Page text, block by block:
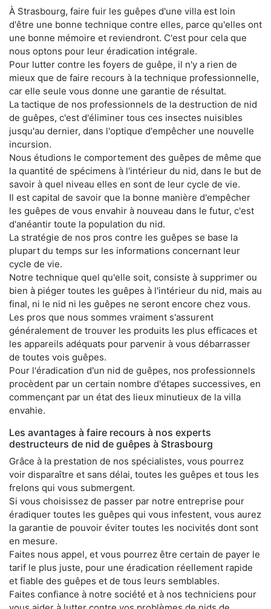
À Strasbourg, faire fuir les guêpes d'une villa est loin
d'être une bonne technique contre elles, parce qu'elles ont
une bonne mémoire et reviendront. C'est pour cela que
nous optons pour leur éradication intégrale.
Pour lutter contre les foyers de guêpe, il n'y a rien de
mieux que de faire recours à la technique professionnelle,
car elle seule vous donne une garantie de résultat.
La tactique de nos professionnels de la destruction de nid
de guêpes, c'est d'éliminer tous ces insectes nuisibles
jusqu'au dernier, dans l'optique d'empêcher une nouvelle
incursion.
Nous étudions le comportement des guêpes de même que
la quantité de spécimens à l'intérieur du nid, dans le but de
savoir à quel niveau elles en sont de leur cycle de vie.
Il est capital de savoir que la bonne manière d'empêcher
les guêpes de vous envahir à nouveau dans le futur, c'est
d'anéantir toute la population du nid.
La stratégie de nos pros contre les guêpes se base la
plupart du temps sur les informations concernant leur
cycle de vie.
Notre technique quel qu'elle soit, consiste à supprimer ou
bien à piéger toutes les guêpes à l'intérieur du nid, mais au
final, ni le nid ni les guêpes ne seront encore chez vous.
Les pros que nous sommes vraiment s'assurent
généralement de trouver les produits les plus efficaces et
les appareils adéquats pour parvenir à vous débarrasser
de toutes vois guêpes.
Pour l'éradication d'un nid de guêpes, nos professionnels
procèdent par un certain nombre d'étapes successives, en
commençant par un état des lieux minutieux de la villa
envahie.
Les avantages à faire recours à nos experts
destructeurs de nid de guêpes à Strasbourg
Grâce à la prestation de nos spécialistes, vous pourrez
voir disparaître et sans délai, toutes les guêpes et tous les
frelons qui vous submergent.
Si vous choisissez de passer par notre entreprise pour
éradiquer toutes les guêpes qui vous infestent, vous aurez
la garantie de pouvoir éviter toutes les nocivités dont sont
en mesure.
Faites nous appel, et vous pourrez être certain de payer le
tarif le plus juste, pour une éradication réellement rapide
et fiable des guêpes et de tous leurs semblables.
Faites confiance à notre société et à nos techniciens pour